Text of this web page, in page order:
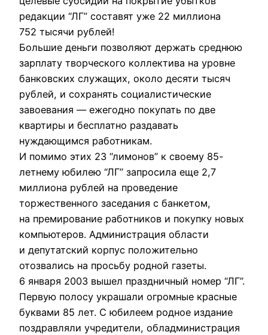
редакции “ЛГ” составят уже 22 миллиона
752 тысячи рублей!
Большие деньги позволяют держать среднюю
зарплату творческого коллектива на уровне
банковских служащих, около десяти тысяч
рублей, и сохранять социалистические
завоевания — ежегодно покупать по две
квартиры и бесплатно раздавать
нуждающимся работникам.
И помимо этих 23 “лимонов” к своему 85-
летнему юбилею “ЛГ” запросила еще 2,7
миллиона рублей на проведение
торжественного заседания с банкетом,
на премирование работников и покупку новых
компьютеров. Администрация области
и депутатский корпус положительно
отозвались на просьбу родной газеты.
6 января 2003 вышел праздничный номер “ЛГ”.
Первую полосу украшали огромные красные
буквами 85 лет. С юбилеем родное издание
поздравляли учредители, обладминистрация